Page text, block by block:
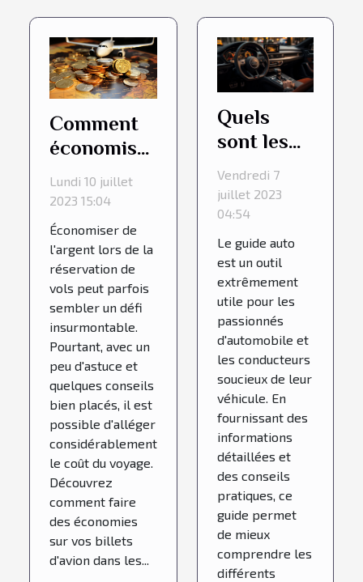
Comment
économiser
de l'argent
lors de la
réservation
de vols ?
Lundi 10 juillet
2023 15:04
Économiser de
l'argent lors de la
réservation de
vols peut parfois
sembler un défi
insurmontable.
Pourtant, avec un
peu d'astuce et
quelques conseils
bien placés, il est
possible d'alléger
considérablement
le coût du voyage.
Découvrez
comment faire
des économies
sur vos billets
d'avion dans les...
Quels
sont les
avantages
de
consulter
un guide
auto ?
Vendredi 7
juillet 2023
04:54
Le guide auto
est un outil
extrêmement
utile pour les
passionnés
d'automobile et
les conducteurs
soucieux de leur
véhicule. En
fournissant des
informations
détaillées et
des conseils
pratiques, ce
guide permet
de mieux
comprendre les
différents